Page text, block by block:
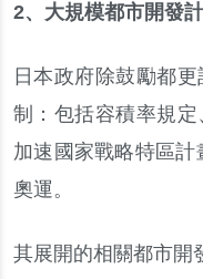
2、 大規模都市開發
日本政府除鼓勵都
制
： 包括容積率規定
加速國家戰略特區
奧運。
其展開的相關都市開